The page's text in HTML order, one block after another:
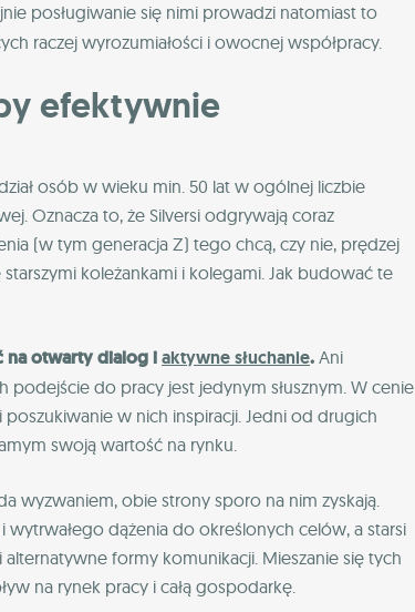
posługiwanie się nimi prowadzi natomiast to
raczej wyrozumiałości i owocnej współpracy.
efektywnie
osób w wieku min. 50 lat w ogólnej liczbie
Oznacza to, że Silversi odgrywają coraz
(w tym generacja Z) tego chcą, czy nie, prędzej
koleżankami i kolegami. Jak budować te
na otwarty dialog iaktywne słuchanie. Ani
podejście do pracy jest jedynym słusznym. W cenie
w nich inspiracji. Jedni od drugich
swoją wartość na rynku.
wyzwaniem, obie strony sporo na nim zyskają.
dążenia do określonych celów, a starsi
formy komunikacji. Mieszanie się tych
na rynek pracy i całą gospodarkę.